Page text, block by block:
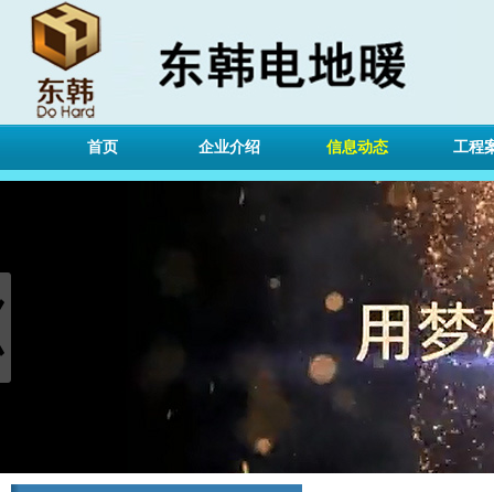
首页 企业介绍 信息动态 工程